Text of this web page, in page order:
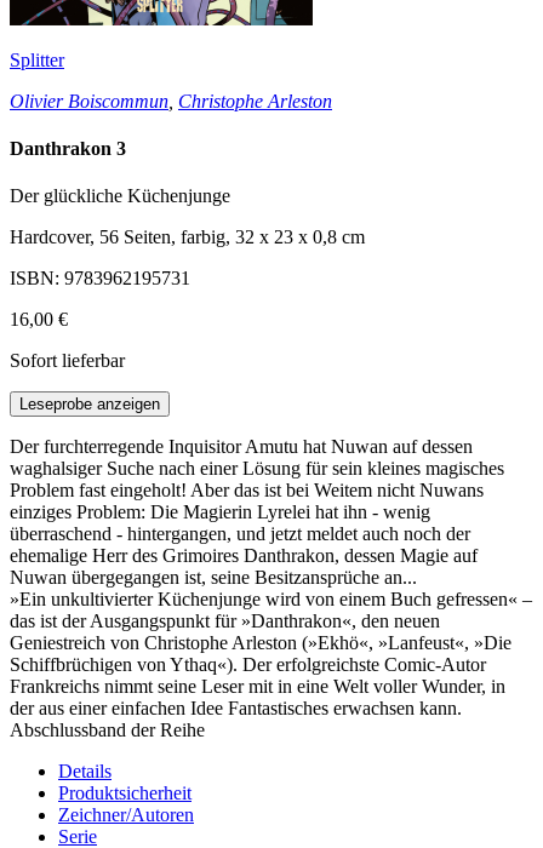
Splitter
Olivier Boiscommun Christophe Arleston
Danthrakon 3
Der glückliche Küchenjunge
Hardcover, 56 Seiten, farbig, 32 x 23 x 0,8 cm
ISBN: 9783962195731
16,00 €
Sofort lieferbar
Leseprobe anzeigen
Der furchterregende Inquisitor Amutu hat Nuwan auf dessen
waghalsiger Suche nach einer Lösung für sein kleines magisches
Problem fast eingeholt! Aber das ist bei Weitem nicht Nuwans
einziges Problem: Die Magierin Lyrelei hat ihn - wenig
überraschend - hintergangen, und jetzt meldet auch noch der
ehemalige Herr des Grimoires Danthrakon, dessen Magie auf
Nuwan übergegangen ist, seine Besitzansprüche an...
»Ein unkultivierter Küchenjunge wird von einem Buch gefressen« –
das ist der Ausgangspunkt für »Danthrakon«, den neuen
Geniestreich von Christophe Arleston (»Ekhö«, »Lanfeust«, »Die
Schiffbrüchigen von Ythaq«). Der erfolgreichste Comic-Autor
Frankreichs nimmt seine Leser mit in eine Welt voller Wunder, in
der aus einer einfachen Idee Fantastisches erwachsen kann.
Abschlussband der Reihe
Details
Produktsicherheit
Zeichner/Autoren
Serie